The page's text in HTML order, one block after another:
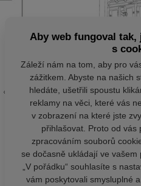
Aby web fungoval
s
Záleží nám na tom, aby pro
zážitkem. Abyste na našich
hledáte, ušetřili spoustu
reklamy na věci, které vás
v zobrazení na které jste
přihlašovat. Proto od vás
zpracováním souborů
se dočasně ukládají ve
„V pořádku“ souhlasíte s
vám poskytovali smysluplné